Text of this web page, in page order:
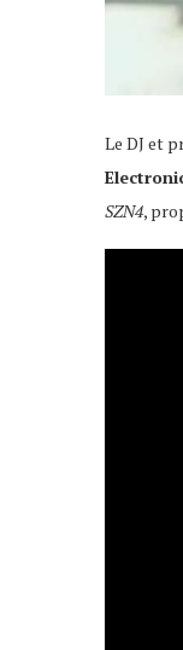
Le DJ et
SZN4,